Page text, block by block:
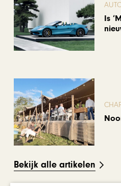
Is
Bekijk alle artikelen